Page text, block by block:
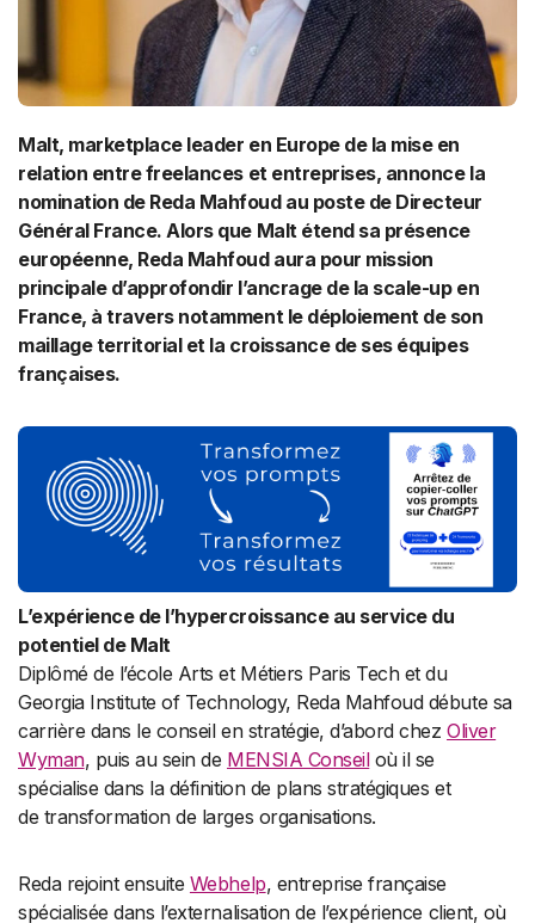
Malt, marketplace leader en Europe de la mise en
relation entre freelances et entreprises, annonce la
nomination de Reda Mahfoud au poste de Directeur
Général France. Alors que Malt étend sa présence
européenne, Reda Mahfoud aura pour mission
principale d’approfondir l’ancrage de la scale-up en
France, à travers notamment le déploiement de son
maillage territorial et la croissance de ses équipes
françaises.
L’expérience de l’hypercroissance au service du
potentiel de Malt
Diplômé de l’école Arts et Métiers Paris Tech et du
Georgia Institute of Technology, Reda Mahfoud débute sa
carrière dans le conseil en stratégie, d’abord chezOliver
Wyman, puis au sein de MENSIA Conseiloù il se
spécialise dans la définition de plans stratégiques et
de transformation de larges organisations.
Reda rejoint ensuite Webhelp, entreprise française
spécialisée dans l’externalisation de l’expérience client, où